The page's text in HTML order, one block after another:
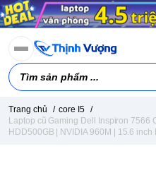
Trang chủ / core I5 /
Laptop cũ Gaming Dell Inspiron 7566
HDD500GB | NVIDIA 960M | 15.6 inch